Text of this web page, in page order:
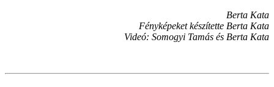
Berta Kata
Fényképeket készítette Berta Kata
Videó: Somogyi Tamás és Berta Kata